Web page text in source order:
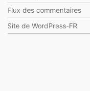
Flux des commentaires
Site de WordPress-FR